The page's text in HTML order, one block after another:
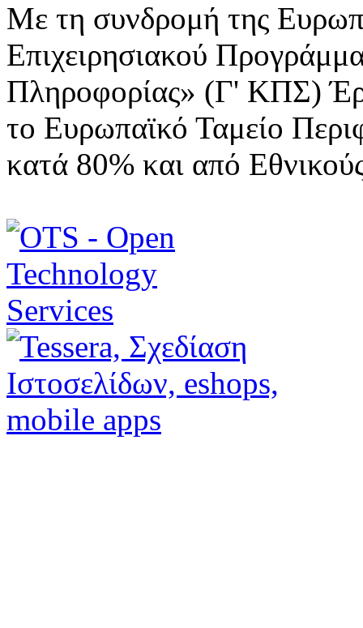
Με τη συνδρομή της
Επιχειρησιακού
Πληροφορίας» (Γ' ΚΠΣ)
το Ευρωπαϊκό Ταμείο
κατά 80% και από